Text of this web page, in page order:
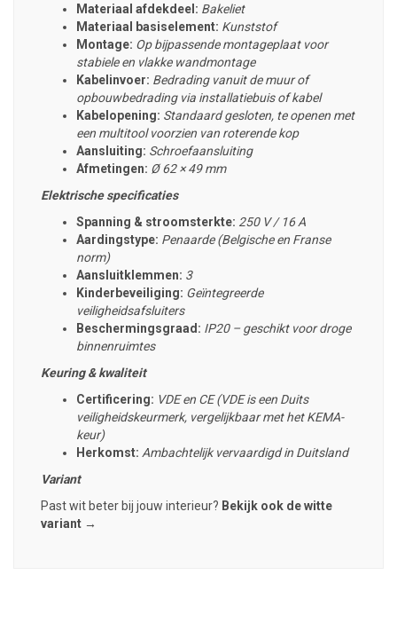
Materiaal afdekdeel: Bakeliet
Materiaal basiselement: Kunststof
Montage: Op bijpassende montageplaat voor
stabiele en vlakke wandmontage
Kabelinvoer: Bedrading vanuit de muur of
opbouwbedrading via installatiebuis of kabel
Kabelopening: Standaard gesloten, te openen met
een multitool voorzien van roterende kop
Aansluiting: Schroefaansluiting
Afmetingen: Ø 62 × 49 mm
Elektrische specificaties
Spanning & stroomsterkte: 250 V / 16 A
Aardingstype: Penaarde (Belgische en Franse
norm)
Aansluitklemmen: 3
Kinderbeveiliging: Geïntegreerde
veiligheidsafsluiters
Beschermingsgraad: IP20 – geschikt voor droge
binnenruimtes
Keuring & kwaliteit
Certificering: VDE en CE (VDE is een Duits
veiligheidskeurmerk, vergelijkbaar met het KEMA-
keur)
Herkomst: Ambachtelijk vervaardigd in Duitsland
Variant
Past wit beter bij jouw interieur? Bekijk ook de witte
variant →